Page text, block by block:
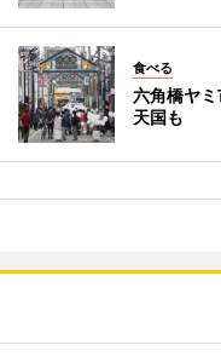
食べる
六角橋ヤ
天国も